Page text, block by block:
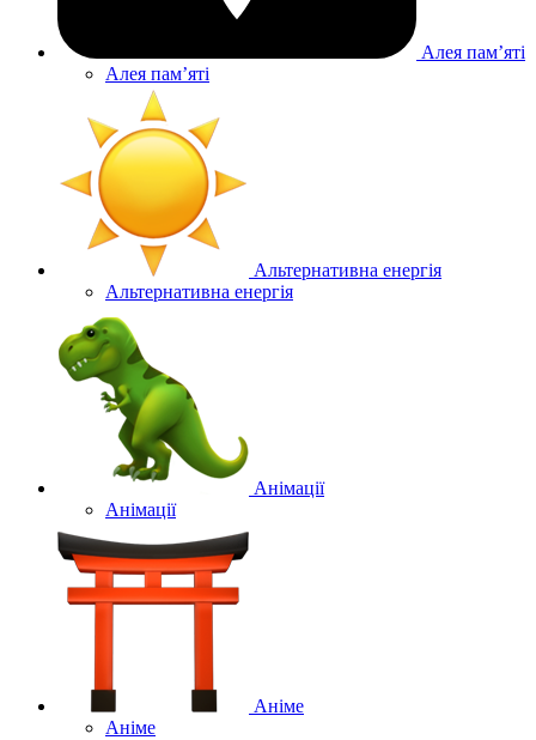
Алея памʼяті
Алея памʼяті
Альтернативна енергія
Альтернативна енергія
Анімації
Анімації
Аніме
Аніме